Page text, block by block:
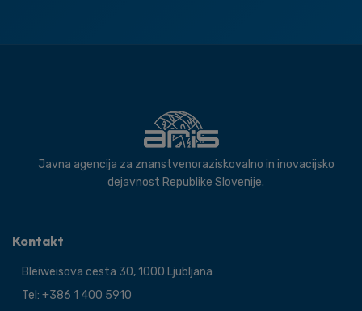
Javna agencija za znanstvenoraziskovalno in inovacijsko
dejavnost Republike Slovenije.
Kontakt
Bleiweisova cesta 30, 1000 Ljubljana
Tel: +386 1 400 5910